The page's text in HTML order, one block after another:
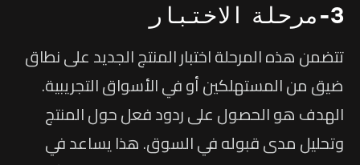
3-مرحلة الاختبار
تتضمن هذه المرحلة اختبار المنتج الجديد على نطاق
ضيق من المستهلكين أو في الأسواق التجريبية.
الهدف هو الحصول على ردود فعل حول المنتج
وتحليل مدى قبوله في السوق. هذا يساعد في